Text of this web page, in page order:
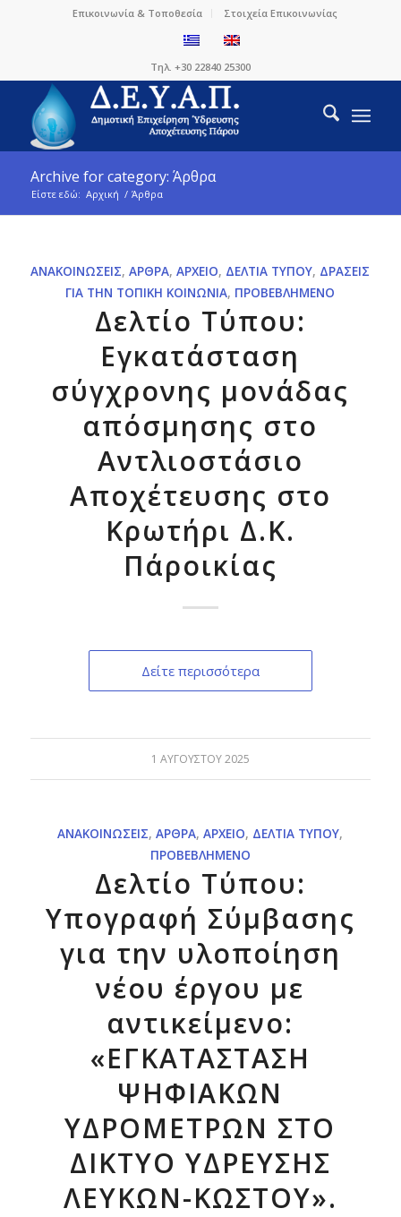
Επικοινωνία & Τοποθεσία Στοιχεία Επικοινωνίας
Τηλ. +30 22840 25300
Archive for category: Άρθρα
Είστε εδώ: Αρχική / Άρθρα
ΑΝΑΚΟΙΝΏΣΕΙΣ,ΆΡΘΡΑ,ΑΡΧΕΊΟ, ΔΕΛΤΊΑ ΤΎΠΟΥ, ΔΡΆΣΕΙΣ
ΓΙΑ ΤΗΝ ΤΟΠΙΚΉ ΚΟΙΝΩΝΊΑ, ΠΡΟΒΕΒΛΗΜΈΝΟ
Δελτίο Τύπου:
Εγκατάσταση
σύγχρονης μονάδας
απόσμησης στο
Αντλιοστάσιο
Αποχέτευσης στο
Κρωτήρι Δ.Κ.
Πάροικίας
Δείτε περισσότερα
1 ΑΥΓΟΎΣΤΟΥ 2025
ΑΝΑΚΟΙΝΏΣΕΙΣ,ΆΡΘΡΑ,ΑΡΧΕΊΟ, ΔΕΛΤΊΑ ΤΎΠΟΥ,
ΠΡΟΒΕΒΛΗΜΈΝΟ
Δελτίο Τύπου:
Υπογραφή Σύμβασης
για την υλοποίηση
νέου έργου με
αντικείμενο:
«ΕΓΚΑΤΑΣΤΑΣΗ
ΨΗΦΙΑΚΩΝ
ΥΔΡΟΜΕΤΡΩΝ ΣΤΟ
ΔΙΚΤΥΟ ΥΔΡΕΥΣΗΣ
ΛΕΥΚΩΝ-ΚΩΣΤΟΥ».